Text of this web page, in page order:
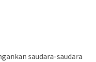
saudara-saudara